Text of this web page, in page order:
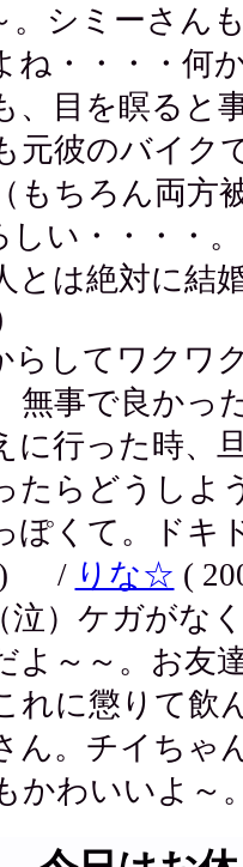
。シミーさん
ね・・・・何
、目を瞑ると
元彼のバイク
もちろん両方
しい・・・・
とは絶対に結
らしてワクワ
無事で良かっ
に行った時、
たらどうしよ
ぽくて。ドキ
) / りな☆ (
泣）ケガがな
よ～～。お友
れに懲りて飲
ん。チイちゃ
かわいいよ～